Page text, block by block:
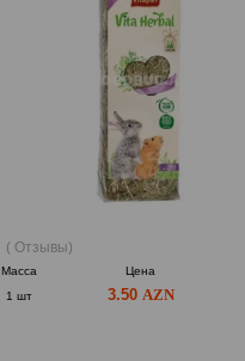
( Отзывы)
Масса Цена
1 шт
3.50